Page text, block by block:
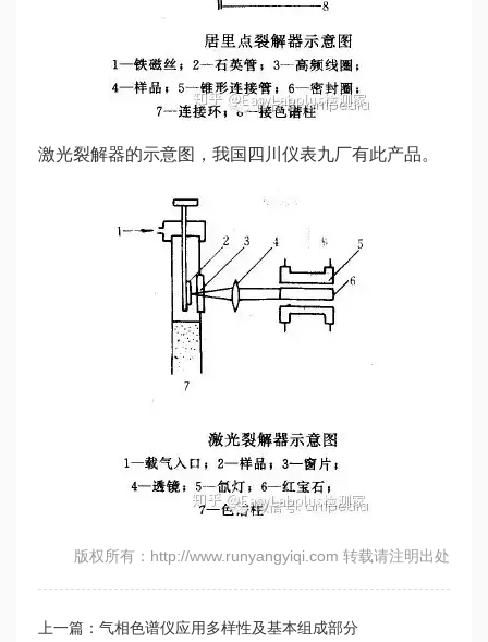
激光裂解器的示意图，我国四川仪表九厂有此产品。
版权所有：http://www.runyangyiqi.com 转载请注明出处
上一篇：气相色谱仪应用多样性及基本组成部分